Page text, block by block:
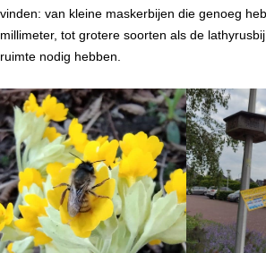
vinden: van kleine maskerbijen die genoeg
millimeter, tot grotere soorten als de
ruimte nodig hebben.